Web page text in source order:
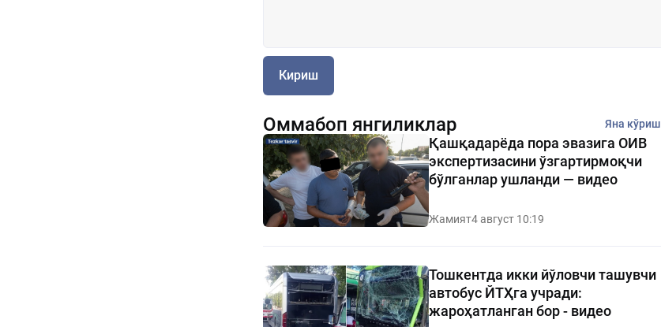
Кириш
Оммабоп янгиликлар Яна кўриш
Қашқадарёда пора эвазига ОИВ
экспертизасини ўзгартирмоқчи
бўлганлар ушланди — видео
Жамият4 август 10:19
Тошкентда икки йўловчи ташувчи
автобус ЙТҲга учради:
жароҳатланган бор - видео